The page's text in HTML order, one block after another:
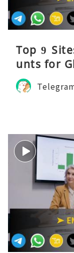
Top 9
unts for